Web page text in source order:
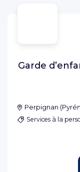
Garde
Perpignan (
Services à la